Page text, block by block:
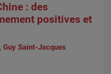
: des
positives et
Guy Saint-Jacques